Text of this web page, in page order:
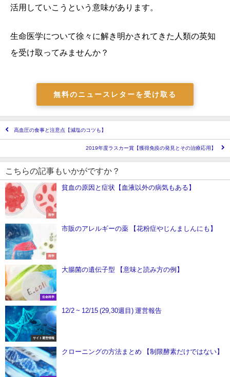
活用していこうという意味があります。
生命医学について徐々に解き明かされてきた人類の英知
を受け取ってみませんか？
無料のニュースレターを受け取る
高血圧の食事と注意点【減塩のコツも】
2019年度ラスカー賞【獲得免疫の発見とその治療応用】
こちらの記事もいかがですか？
医学
貧血の原因と症状【血液以外の病気もある】
医学
市販のアレルギーの薬 【花粉症やじんましんにも】
生命科学
大腸菌の遺伝子型 【意味と読み方の例】
サイト運営情報
12/2 ~ 12/15 (29,30週目) 運営報告
クローニングの方法まとめ 【制限酵素だけではない】